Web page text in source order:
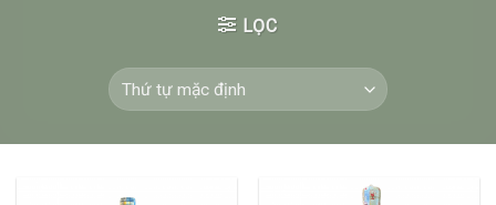
LỌC